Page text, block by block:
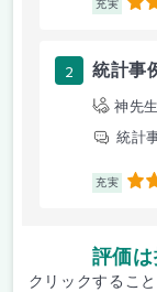
充実 4
2 統計事
神先生
統計
充実 5
評価は
クリックするこ